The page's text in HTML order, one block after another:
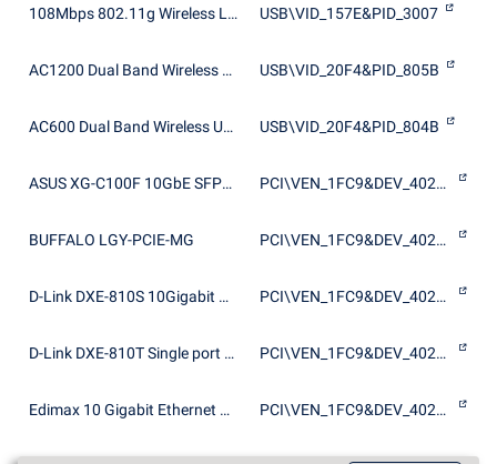
108Mbps 802.11g Wireless LAN USB\VID_157E&PID_3007
AC1200 Dual Band Wireless USB Adapter USB\VID_20F4&PID_805B
AC600 Dual Band Wireless USB Adapter USB\VID_20F4&PID_804B
ASUS XG-C100F 10GbE SFP+ Ethernet Adapter PCI\VEN_1FC9&DEV_4022&SUBSYS_87091043
BUFFALO LGY-PCIE-MG PCI\VEN_1FC9&DEV_4027&SUBSYS_03681154
D-Link DXE-810S 10Gigabit PCI-E Adapter PCI\VEN_1FC9&DEV_4022&SUBSYS_4D001186
D-Link DXE-810T Single port 10GBASE-T PCI-E Adapter PCI\VEN_1FC9&DEV_4025&SUBSYS_29001186
Edimax 10 Gigabit Ethernet PCI Express Adapter PCI\VEN_1FC9&DEV_4027&SUBSYS_81041432